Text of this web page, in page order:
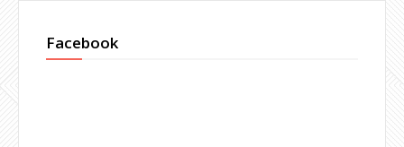
Facebook